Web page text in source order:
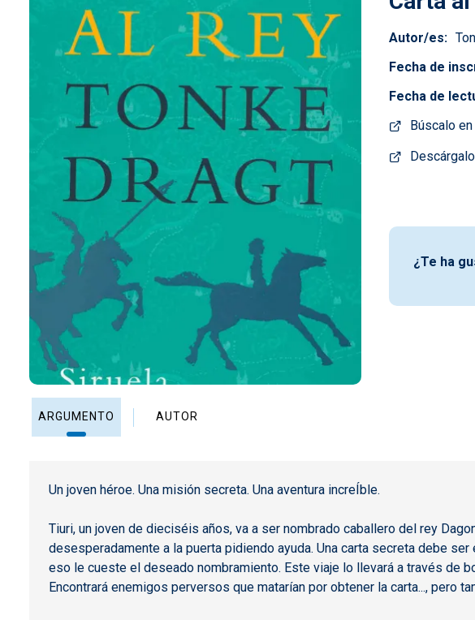
Autor/es
Fecha de
Fecha de
Búscalo
¿Te ha
ARGUMENTO AUTOR
Un joven héroe. Una misión secreta. Una aventura increÍble.
Tiuri, un joven de dieciséis años, va a ser nombrado caballero del rey
desesperadamente a la puerta pidiendo ayuda. Una carta secreta debe
eso le cueste el deseado nombramiento. Este viaje lo llevará a través
Encontrará enemigos perversos que matarían por obtener la carta...,